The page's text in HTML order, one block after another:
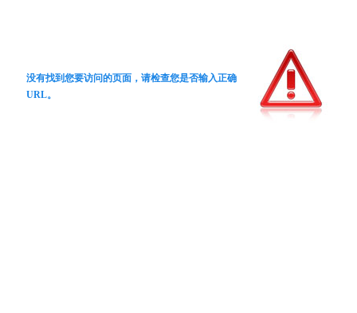
没有找到您要访问的页面，请检查您是否输入正确
URL。